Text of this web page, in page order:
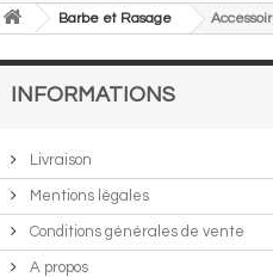
Barbe et Rasage
INFORMATIONS
Livraison
Mentions légales
Conditions générales de vente
A propos